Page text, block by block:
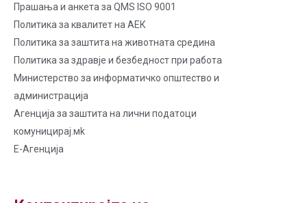
Прашања и анкета за QMS ISO 9001
Политика за квалитет на AЕК
Политика за заштита на животната средина
Политика за здравје и безбедност при работа
Министерство за информатичко општество и
администрација
Агенција за заштита на лични податоци
комуницирај.мk
Е-Агенција